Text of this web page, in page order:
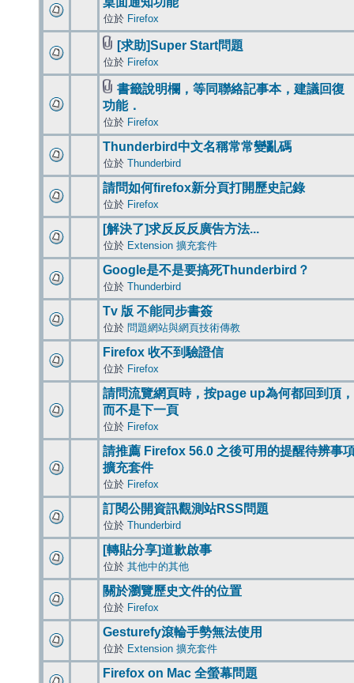
位於 Firefox
[求助]Super Start問題
位於 Firefox
書籤說明欄，等同聯絡記事本，建議回復
功能．
位於 Firefox
Thunderbird中文名稱常常變亂碼
位於 Thunderbird
請問如何firefox新分頁打開歷史記錄
位於 Firefox
[解決了]求反反反廣告方法...
位於 Extension 擴充套件
Google是不是要搞死Thunderbird？
位於 Thunderbird
Tv 版 不能同步書簽
位於 問題網站與網頁技術傳教
Firefox 收不到驗證信
位於 Firefox
請問流覽網頁時，按page up為何都回到頂，
而不是下一頁
位於 Firefox
請推薦 Firefox 56.0 之後可用的提醒待辨事
擴充套件
位於 Firefox
訂閱公開資訊觀測站RSS問題
位於 Thunderbird
[轉貼分享]道歉啟事
位於 其他中的其他
關於瀏覽歷史文件的位置
位於 Firefox
Gesturefy滾輪手勢無法使用
位於 Extension 擴充套件
Firefox on Mac 全螢幕問題